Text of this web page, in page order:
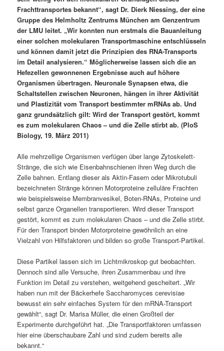
Frachttransportes bekannt“, sagt Dr. Dierk Niessing, der eine
Gruppe des Helmholtz Zentrums München am Genzentrum
der LMU leitet. „Wir konnten nun erstmals die Bauanleitung
einer solchen molekularen Transportmaschine entschlüsseln
und können damit jetzt die Prinzipien des RNA-Transports
im Detail analysieren.“ Möglicherweise lassen sich die an
Hefezellen gewonnenen Ergebnisse auch auf höhere
Organismen übertragen. Neuronale Synapsen etwa, die
Schaltstellen zwischen Neuronen, hängen in ihrer Aktivität
und Plastizität vom Transport bestimmter mRNAs ab. Und
ganz grundsätzlich gilt: Wird der Transport gestört, kommt
es zum molekularen Chaos – und die Zelle stirbt ab. (PloS
Biology, 19. März 2011)
Alle mehrzellige Organismen verfügen über lange Zytoskelett-
Stränge, die sich wie Eisenbahnschienen ihren Weg durch die
Zelle bahnen. Entlang dieser als Aktin-Fasern oder Mikrotubuli
bezeichneten Stränge können Motorproteine zelluläre Frachten
wie beispielsweise Membranvesikel, Boten-RNAs, Proteine und
selbst ganze Organellen transportieren. Wird dieser Transport
gestört, kommt es zum molekularen Chaos – und die Zelle stirbt.
Für den Transport binden Motorproteine gewöhnlich an eine
Vielzahl von Hilfsfaktoren und bilden so große Transport-Partikel.
Diese Partikel lassen sich im Lichtmikroskop gut beobachten.
Dennoch sind alle Versuche, ihren Zusammenbau und ihre
Funktion im Detail zu verstehen, weitgehend gescheitert. „Wir
haben nun mit der Bäckerhefe Saccharomyces cerevisiae
bewusst ein sehr einfaches System für den mRNA-Transport
gewählt“, sagt Dr. Marisa Müller, die einen Großteil der
Experimente durchgeführt hat. „Die Transportfaktoren umfassen
hier eine überschaubare Zahl und sind zudem bereits alle
bekannt.“